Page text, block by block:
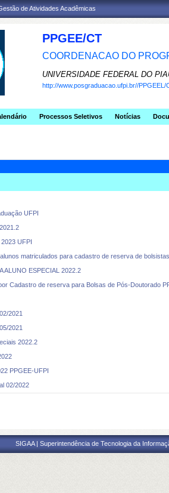
de Atividades Acadêmicas
PPGEE/CT
COORDENACAO DO
UNIVERSIDADE FEDERAL DO
http://www.posgraduacao.ufpi.br//PPGEEL/
Processos Seletivos Notícias
UFPI
UFPI
matriculados para cadastro de reserva de
ALUNO ESPECIAL 2022.2
Cadastro de reserva para Bolsas de Pós-Doutorado
2021
2021
2022.2
PPGEE‐UFPI
02/2022
SIGAA | Superintendência de Tecnologia da